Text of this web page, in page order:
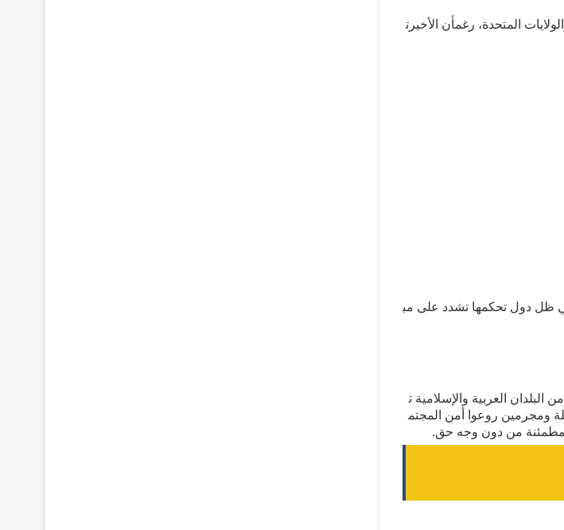
المتحدة، رغمأن الأخيرت
ظل دول تحكمها تشدد على مب
من البلدان العربية والإسلامية ت
ومجرمين روعوا أمن المجتم
من دون وجه حق.